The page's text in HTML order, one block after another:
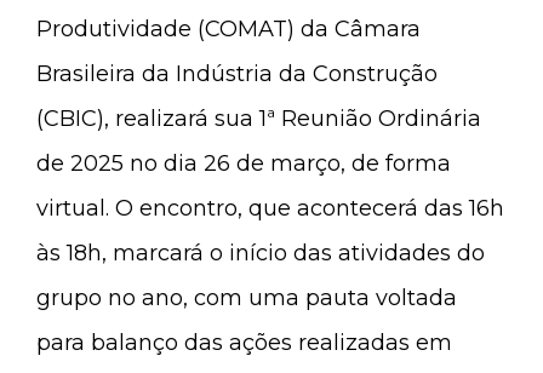
Produtividade (COMAT) da Câmara
Brasileira da Indústria da Construção
(CBIC), realizará sua 1ª Reunião Ordinária
de 2025 no dia 26 de março, de forma
virtual. O encontro, que acontecerá das 16h
às 18h, marcará o início das atividades do
grupo no ano, com uma pauta voltada
para balanço das ações realizadas em